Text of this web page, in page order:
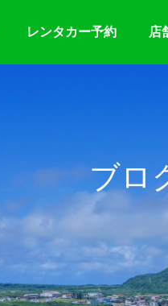
レンタカー予約 店
ブロ